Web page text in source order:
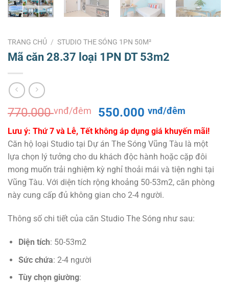
TRANG CHỦ / STUDIO THE SÓNG 1PN 50M²
Mã căn 28.37 loại 1PN DT 53m2
770.000vnđ/đêm
Giá
gốc
là:
770.000 vnđ/
đêm.
550.000vnđ/đêm
hiện
tại
là:
đêm.
Lưu ý: Thứ 7 và Lễ, Tết không áp dụng giá khuyến mãi!
Căn hộ loại Studio tại Dự án The Sóng Vũng Tàu là một
lựa chọn lý tưởng cho du khách độc hành hoặc cặp đôi
mong muốn trải nghiệm kỳ nghỉ thoải mái và tiện nghi tại
Vũng Tàu. Với diện tích rộng khoảng 50-53m2, căn phòng
này cung cấp đủ không gian cho 2-4 người.
Thông số chi tiết của căn Studio The Sóng như sau:
Diện tích: 50-53m2
Sức chứa: 2-4 người
Tùy chọn giường: